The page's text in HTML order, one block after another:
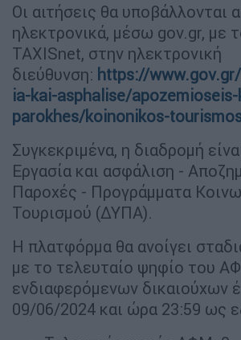
Οι αιτήσεις θα υποβάλλονται
ηλεκτρονικά, μέσω gov.gr, με
TAXISnet, στην ηλεκτρονική
διεύθυνση: https://
ia-kai-asphalise/
parokhes/koinonikos-
Συγκεκριμένα, η διαδρομή
Εργασία και ασφάλιση -
Παροχές - Προγράμματα
Τουρισμού (ΔΥΠΑ).
Η πλατφόρμα θα ανοίγει
με το τελευταίο ψηφίο του
ενδιαφερόμενων δικαιούχων
09/06/2024 και ώρα 23:59 ως